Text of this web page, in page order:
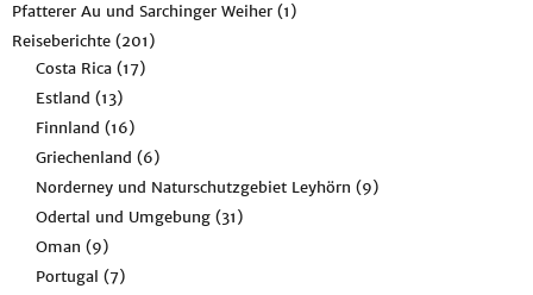
Pfatterer Au und Sarchinger Weiher (1)
Reiseberichte (201)
Costa Rica (17)
Estland (13)
Finnland (16)
Griechenland (6)
Norderney und Naturschutzgebiet Leyhörn (9)
Odertal und Umgebung (31)
Oman (9)
Portugal (7)